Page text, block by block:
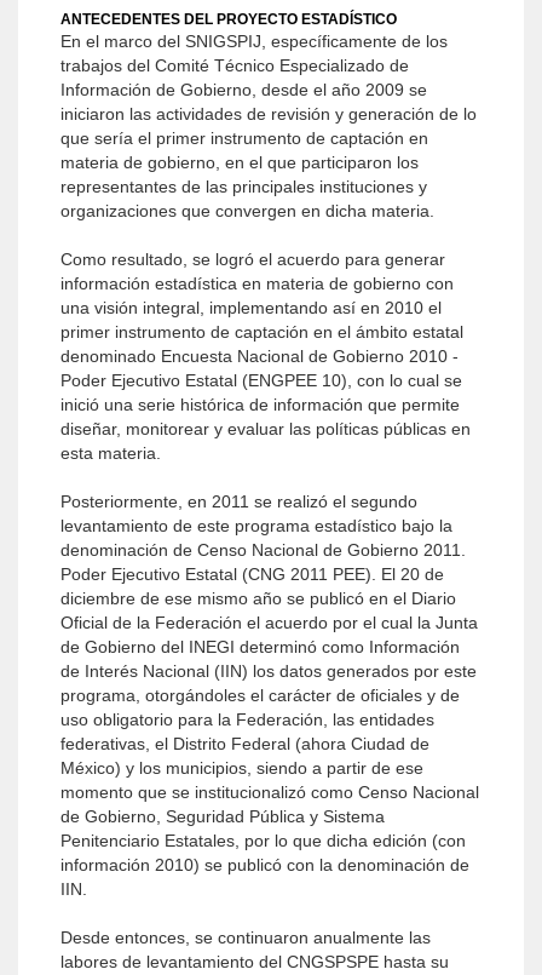
ANTECEDENTES DEL PROYECTO ESTADÍSTICO
En el marco del SNIGSPIJ, específicamente de los
trabajos del Comité Técnico Especializado de
Información de Gobierno, desde el año 2009 se
iniciaron las actividades de revisión y generación de lo
que sería el primer instrumento de captación en
materia de gobierno, en el que participaron los
representantes de las principales instituciones y
organizaciones que convergen en dicha materia.
Como resultado, se logró el acuerdo para generar
información estadística en materia de gobierno con
una visión integral, implementando así en 2010 el
primer instrumento de captación en el ámbito estatal
denominado Encuesta Nacional de Gobierno 2010 -
Poder Ejecutivo Estatal (ENGPEE 10), con lo cual se
inició una serie histórica de información que permite
diseñar, monitorear y evaluar las políticas públicas en
esta materia.
Posteriormente, en 2011 se realizó el segundo
levantamiento de este programa estadístico bajo la
denominación de Censo Nacional de Gobierno 2011.
Poder Ejecutivo Estatal (CNG 2011 PEE). El 20 de
diciembre de ese mismo año se publicó en el Diario
Oficial de la Federación el acuerdo por el cual la Junta
de Gobierno del INEGI determinó como Información
de Interés Nacional (IIN) los datos generados por este
programa, otorgándoles el carácter de oficiales y de
uso obligatorio para la Federación, las entidades
federativas, el Distrito Federal (ahora Ciudad de
México) y los municipios, siendo a partir de ese
momento que se institucionalizó como Censo Nacional
de Gobierno, Seguridad Pública y Sistema
Penitenciario Estatales, por lo que dicha edición (con
información 2010) se publicó con la denominación de
IIN.
Desde entonces, se continuaron anualmente las
labores de levantamiento del CNGSPSPE hasta su